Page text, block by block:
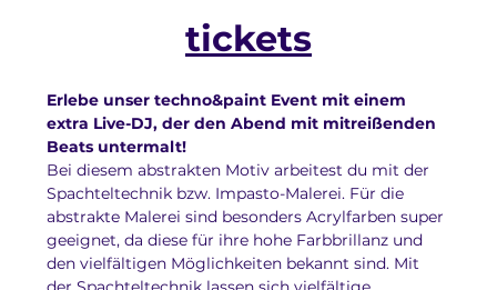
tickets
Erlebe unser techno&paint Event mit einem
extra Live-DJ, der den Abend mit mitreißenden
Beats untermalt!
Bei diesem abstrakten Motiv arbeitest du mit der
Spachteltechnik bzw. Impasto-Malerei. Für die
abstrakte Malerei sind besonders Acrylfarben super
geeignet, da diese für ihre hohe Farbbrillanz und
den vielfältigen Möglichkeiten bekannt sind. Mit